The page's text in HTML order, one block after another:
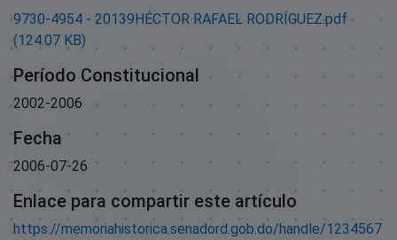
9730-4954 - 20139HÉCTOR RAFAEL RODRÍGUEZ.pdf
(124.07 KB)
Período Constitucional
2002-2006
Fecha
2006-07-26
Enlace para compartir este artículo
https://memoriahistorica.senadord.gob.do/handle/1234567